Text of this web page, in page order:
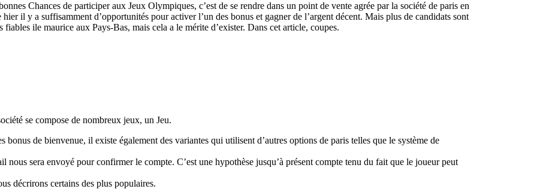
Chances de participer aux Jeux Olympiques, c’est de se rendre dans un point de vente agrée par la société de paris en
il y a suffisamment d’opportunités pour activer l’un des bonus et gagner de l’argent décent. Mais plus de candidats sont
ile maurice aux Pays-Bas, mais cela a le mérite d’exister. Dans cet article, coupes.
se compose de nombreux jeux, un Jeu.
bonus de bienvenue, il existe également des variantes qui utilisent d’autres options de paris telles que le système de
nous sera envoyé pour confirmer le compte. C’est une hypothèse jusqu’à présent compte tenu du fait que le joueur peut
décrirons certains des plus populaires.